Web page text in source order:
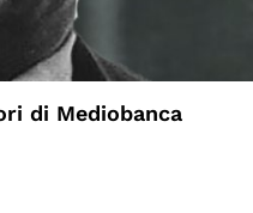
di Mediobanca